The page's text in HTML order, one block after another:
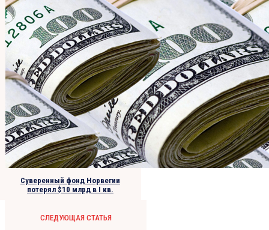
Cуверенный фонд Норвегии
потерял $10 млрд в I кв.
СЛЕДУЮЩАЯ СТАТЬЯ